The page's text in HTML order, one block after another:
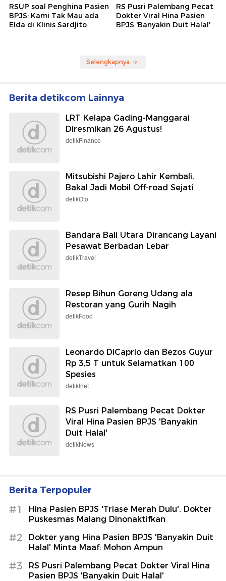
RSUP soal Penghina Pasien
BPJS: Kami Tak Mau ada
Elda di Klinis Sardjito
RS Pusri Palembang Pecat
Dokter Viral Hina Pasien
BPJS 'Banyakin Duit Halal'
Selengkapnya
Berita detikcom Lainnya
LRT Kelapa Gading-Manggarai
Diresmikan 26 Agustus!
detikFinance
Mitsubishi Pajero Lahir Kembali,
Bakal Jadi Mobil Off-road Sejati
detikOto
Bandara Bali Utara Dirancang Layani
Pesawat Berbadan Lebar
detikTravel
Resep Bihun Goreng Udang ala
Restoran yang Gurih Nagih
detikFood
Leonardo DiCaprio dan Bezos Guyur
Rp 3,5 T untuk Selamatkan 100
Spesies
detikInet
RS Pusri Palembang Pecat Dokter
Viral Hina Pasien BPJS 'Banyakin
Duit Halal'
detikNews
Berita Terpopuler
#1
Hina Pasien BPJS 'Triase Merah Dulu', Dokter
Puskesmas Malang Dinonaktifkan
#2
Dokter yang Hina Pasien BPJS 'Banyakin Duit
Halal' Minta Maaf: Mohon Ampun
#3
RS Pusri Palembang Pecat Dokter Viral Hina
Pasien BPJS 'Banyakin Duit Halal'